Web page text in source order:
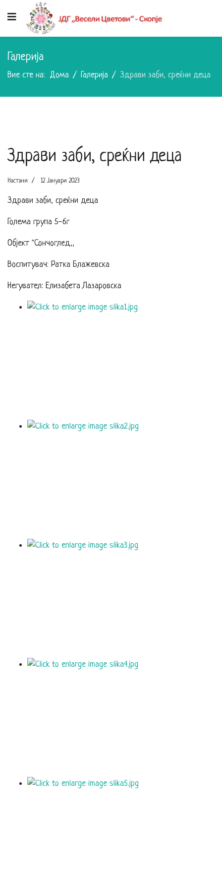
Галерија
Вие сте на: Дома Галерија Здрави заби, среќни деца
Здрави заби, среќни деца
Настани 12 Јануари 2023
Здрави заби, среќни деца
Голема група 5-6г
Објект "Сончоглед,,
Воспитувач: Ратка Блажевска
Негувател: Елизабета Лазаровска